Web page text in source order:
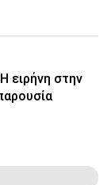
ειρήνη στην